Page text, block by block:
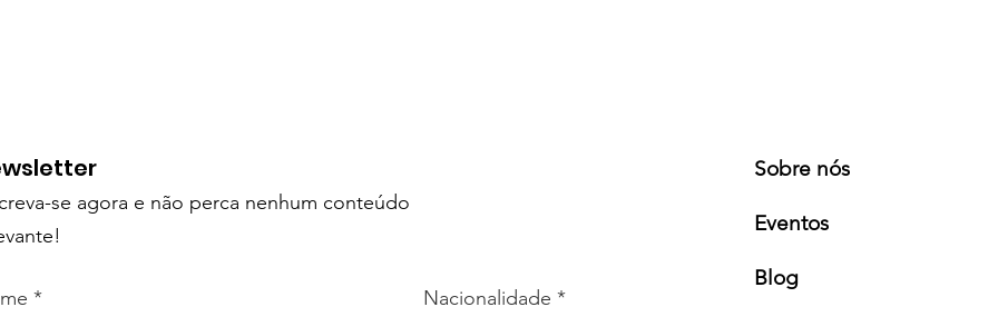
se agora e não perca nenhum conteúdo
!
Nacionalidade
Sobre nós
Eventos
Blog